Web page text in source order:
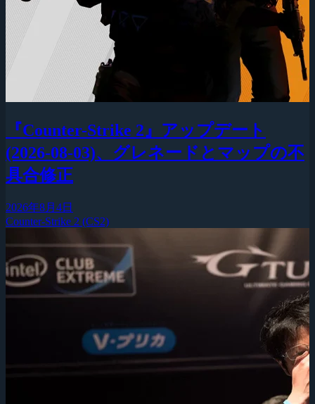
『Counter-Strike 2』アップデート
(2026-08-03)、グレネードとマップの不
具合修正
2026年8月4日
Counter-Strike 2 (CS2)